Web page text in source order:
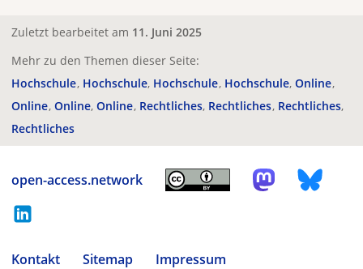
Zuletzt bearbeitet am 11. Juni 2025
Mehr zu den Themen dieser Seite:
Hochschule Hochschule Hochschule Hochschule Online
Online Online Online Rechtliches Rechtliches Rechtliches
Rechtliches
open-access.network
Kontakt Sitemap
Impressum